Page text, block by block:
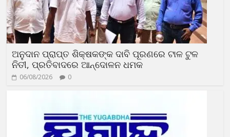
ଅନୁଦାନ ପ୍ରାପ୍ତ ଶିକ୍ଷକଙ୍କ ଦାବି ପୂରଣରେ ଟାଳ ଟୁଳ
ନିତୀ, ପ୍ରତିବାଦରେ ଆନ୍ଦୋଳନ ଧମକ
06/08/2026 0